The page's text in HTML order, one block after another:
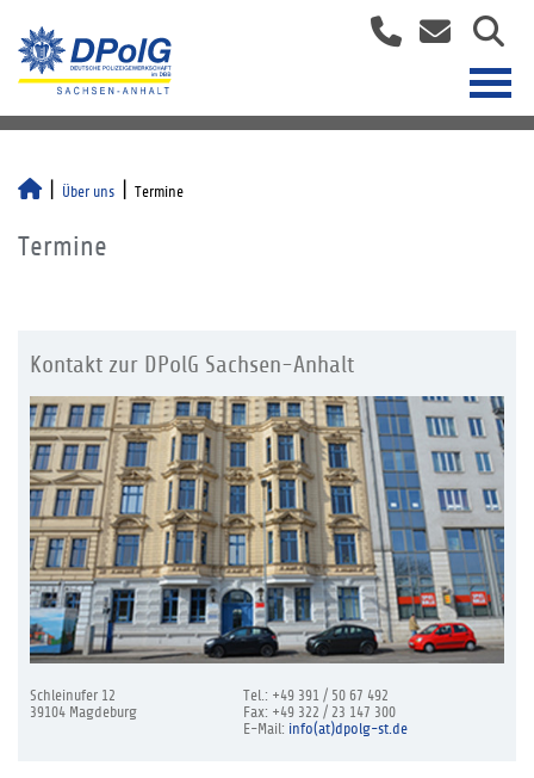
Über uns Termine
Termine
Kontakt zur DPolG Sachsen-Anhalt
Schleinufer 12
39104 Magdeburg
Tel.: +49 391 / 50 67 492
Fax: +49 322 / 23 147 300
E-Mail: info(at)dpolg-st.de